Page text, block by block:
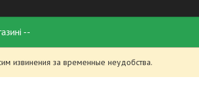
--
извинения за временные неудобства.